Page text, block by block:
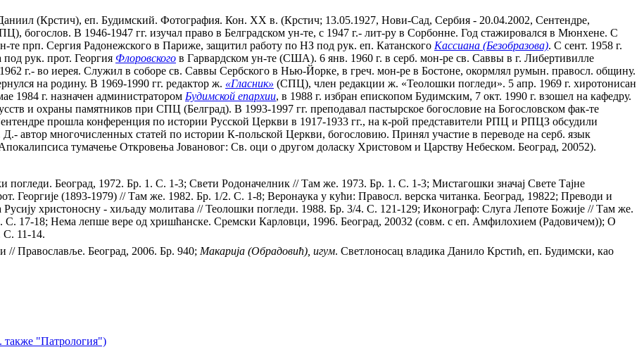
(Крстич), еп. Будимский. Фотография. Кон. XX в. (Крстич; 13.05.1927, Нови-Сад, Сербия - 20.04.2002, Сентендре,
богослов. В 1946-1947 гг. изучал право в Белградском ун-те, с 1947 г.- лит-ру в Сорбонне. Год стажировался в Мюнхене. С
те прп. Сергия Радонежского в Париже, защитил работу по НЗ под рук. еп. Катанского Кассиана (Безобразова). С сент. 1958 г.
рук. прот. Георгия Флоровского в Гарвардском ун-те (США). 6 янв. 1960 г. в серб. мон-ре св. Саввы в г. Либертивилле
г.- во иерея. Служил в соборе св. Саввы Сербского в Нью-Йорке, в греч. мон-ре в Бостоне, окормлял румын. правосл. общину.
на родину. В 1969-1990 гг. редактор ж. «Гласник» (СПЦ), член редакции ж. «Теолошки погледи». 5 апр. 1969 г. хиротонисан
1984 г. назначен администратором Будимской епархии, в 1988 г. избран епископом Будимским, 7 окт. 1990 г. взошел на кафедру.
и охраны памятников при СПЦ (Белград). В 1993-1997 гг. преподавал пастырское богословие на Богословском фак-те
прошла конференция по истории Русской Церкви в 1917-1933 гг., на к-рой представители РПЦ и РПЦЗ обсудили
автор многочисленных статей по истории К-польской Церкви, богословию. Принял участие в переводе на серб. язык
тумачење Откровења Jовановог: Св. оци о другом доласку Христовом и Царству Небеском. Београд, 20052).
погледи. Београд, 1972. Бр. 1. С. 1-3; Свети Родоначелник // Там же. 1973. Бр. 1. С. 1-3; Мистагошки значаj Свете Таjне
Георгиjе (1893-1979) // Там же. 1982. Бр. 1/2. С. 1-8; Веронаука у кући: Правосл. верска читанка. Београд, 19822; Преводи и
христоносну - хиљаду молитава // Теолошки погледи. 1988. Бр. 3/4. С. 121-129; Иконограф: Слуга Лепоте Божиjе // Там же.
С. 17-18; Нема лепше вере од хришћанске. Сремски Карловци, 1996. Београд, 20032 (совм. с еп. Амфилохием (Радовичем)); О
С. 11-14.
Православље. Београд, 2006. Бр. 940; Макариjа (Обрадовић), игум. Светлоносац владика Данило Крстић, еп. Будимски, као
также "Патрология")